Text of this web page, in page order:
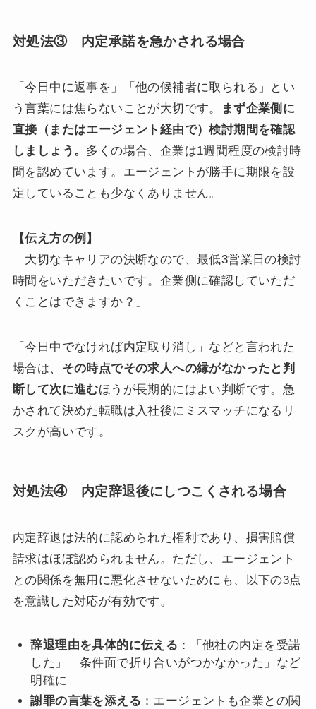
対処法③ 内定承諾を急かされる場合
「今日中に返事を」「他の候補者に取られる」とい
う言葉には焦らないことが大切です。
まず企業側に
直接（またはエージェント経由で）検討期間を確認
しましょう。 多くの場合、企業は1週間程度の検討時
間を認めています。エージェントが勝手に期限を設
定していることも少なくありません。
【伝え方の例】
「大切なキャリアの決断なので、最低3営業日の検討
時間をいただきたいです。企業側に確認していただ
くことはできますか？」
「今日中でなければ内定取り消し」などと言われた
場合は、 その時点でその求人への縁がなかったと判
断して次に進むほうが長期的にはよい判断です。急
かされて決めた転職は入社後にミスマッチになるリ
スクが高いです。
対処法④ 内定辞退後にしつこくされる場合
内定辞退は法的に認められた権利であり、損害賠償
請求はほぼ認められません。ただし、エージェント
との関係を無用に悪化させないためにも、以下の3点
を意識した対応が有効です。
辞退理由を具体的に伝える ：「他社の内定を受諾
した」「条件面で折り合いがつかなかった」など
明確に
謝罪の言葉を添える ：エージェントも企業との関